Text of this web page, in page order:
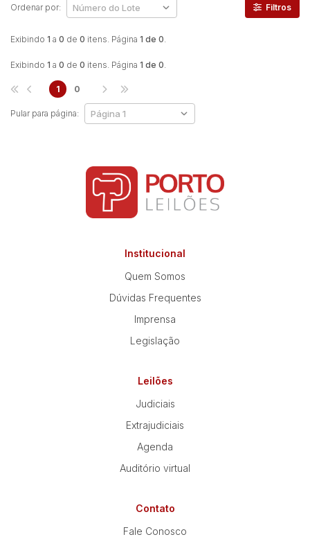
Exibindo 1 a 0 de 0 itens. Página 1 de 0.
Ordenar por: Filtros
Exibindo 1 a 0 de 0 itens. Página 1 de 0.
Pular para página:
1 0
Institucional
Quem Somos
Dúvidas Frequentes
Imprensa
Legislação
Leilões
Judiciais
Extrajudiciais
Agenda
Auditório virtual
Contato
Fale Conosco